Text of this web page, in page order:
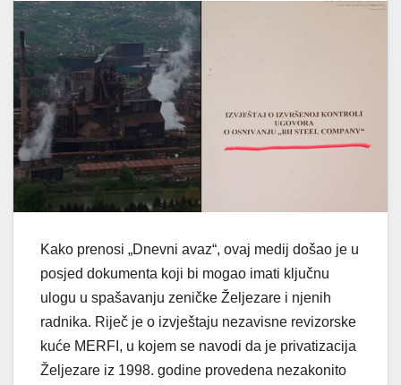
Kako prenosi „Dnevni avaz“, ovaj medij došao je u
posjed dokumenta koji bi mogao imati ključnu
ulogu u spašavanju zeničke Željezare i njenih
radnika. Riječ je o izvještaju nezavisne revizorske
kuće MERFI, u kojem se navodi da je privatizacija
Željezare iz 1998. godine provedena nezakonito